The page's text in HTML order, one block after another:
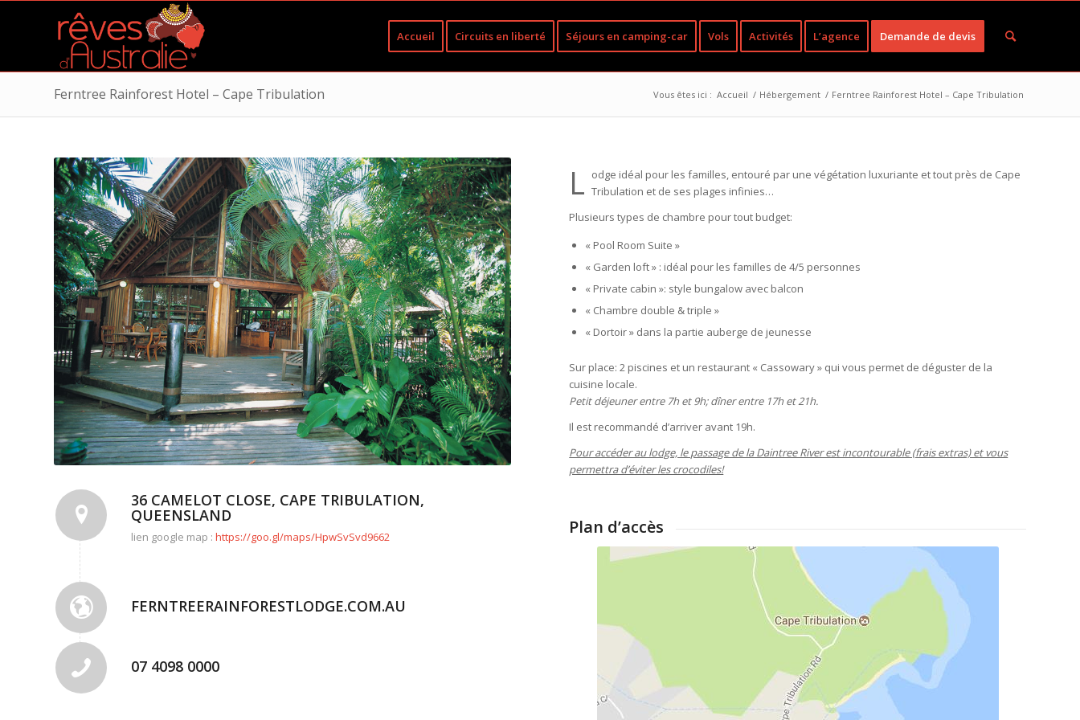
Accueil Circuits en liberté Séjours en camping-car Vols Activités L’agence Demande de devis
Ferntree Rainforest Hotel – Cape Tribulation Vous êtes ici : Accueil / Hébergement / Ferntree Rainforest Hotel – Cape Tribulation
36 CAMELOT CLOSE, CAPE TRIBULATION,
QUEENSLAND
lien google map : https://goo.gl/maps/HpwSvSvd9662
FERNTREERAINFORESTLODGE.COM.AU
07 4098 0000
L odge idéal pour les familles, entouré par une végétation luxuriante et tout près de Cape
Tribulation et de ses plages infinies…
Plusieurs types de chambre pour tout budget:
« Pool Room Suite »
« Garden loft » : idéal pour les familles de 4/5 personnes
« Private cabin »: style bungalow avec balcon
« Chambre double & triple »
« Dortoir » dans la partie auberge de jeunesse
Sur place: 2 piscines et un restaurant « Cassowary » qui vous permet de déguster de la
cuisine locale.
Petit déjeuner entre 7h et 9h; dîner entre 17h et 21h.
Il est recommandé d’arriver avant 19h.
Pour accéder au lodge, le passage de la Daintree River est incontourable (frais extras) et vous
permettra d’éviter les crocodiles!
Plan d’accès